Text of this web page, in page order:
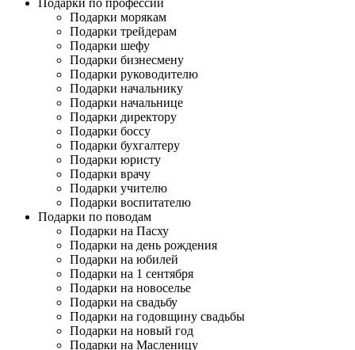
Подарки по профессии
Подарки морякам
Подарки трейдерам
Подарки шефу
Подарки бизнесмену
Подарки руководителю
Подарки начальнику
Подарки начальнице
Подарки директору
Подарки боссу
Подарки бухгалтеру
Подарки юристу
Подарки врачу
Подарки учителю
Подарки воспитателю
Подарки по поводам
Подарки на Пасху
Подарки на день рождения
Подарки на юбилей
Подарки на 1 сентября
Подарки на новоселье
Подарки на свадьбу
Подарки на годовщину свадьбы
Подарки на новый год
Подарки на Масленицу